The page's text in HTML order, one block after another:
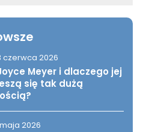
czerwca 2026
Meyer i dlaczego jej
się tak dużą
2026